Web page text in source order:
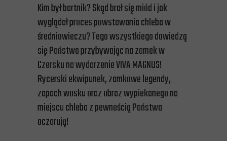
Kim był bartnik? Skąd brał się miód i jak
wyglądał proces powstawania chleba w
średniowieczu? Tego wszystkiego dowiedzą
się Państwo przybywając na zamek w
Czersku na wydarzenie VIVA MAGNUS!
Rycerski ekwipunek, zamkowe legendy,
zapach wosku oraz obraz wypiekanego na
miejscu chleba z pewnością Państwa
oczarują!